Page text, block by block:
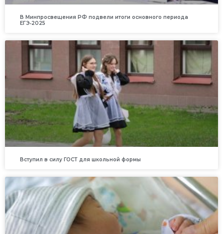
В Минпросвещения РФ подвели итоги основного периода
ЕГЭ‑2025
Вступил в силу ГОСТ для школьной формы